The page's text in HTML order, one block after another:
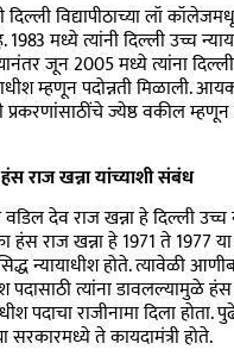
दिल्ली विद्यापीठाच्या लॉ
मध्ये त्यांनी दिल्ली उच्च
जून 2005 मध्ये त्यांना
म्हणून पदोन्नती मिळाली.
ज्येष्ठ वकील म्हणून
हंस राज खन्ना यांच्याशी संबंध
वडिल देव राज खन्ना हे दिल्ली उच्च
राज खन्ना हे 1971 ते 1977
न्यायाधीश होते. त्यावेळी
पदासाठी त्यांना डावलल्यामुळे हंस
पदाचा राजीनामा दिला होता.
सरकारमध्ये ते कायदामंत्री होते.